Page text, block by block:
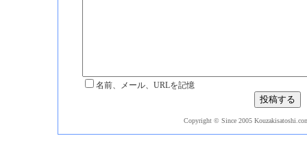
名前、メール、URLを記憶
Copyright © Since 2005